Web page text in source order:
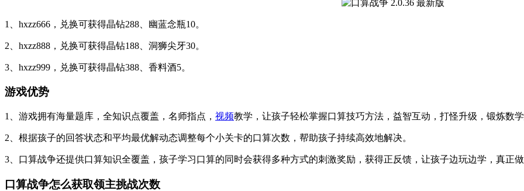
1、hxzz666，兑换可获得晶钻288、幽蓝念瓶10。
2、hxzz888，兑换可获得晶钻188、洞狮尖牙30。
3、hxzz999，兑换可获得晶钻388、香料酒5。
游戏优势
1、游戏拥有海量题库，全知识点覆盖，名师指点， 视频教学，让孩子轻松掌握口算技巧方法，益智互动，打怪升级，锻炼数学
2、根据孩子的回答状态和平均最优解动态调整每个小关卡的口算次数，帮助孩子持续高效地解决。
3、口算战争还提供口算知识全覆盖，孩子学习口算的同时会获得多种方式的刺激奖励，获得正反馈，让孩子边玩边学，真正做
口算战争怎么获取领主挑战次数